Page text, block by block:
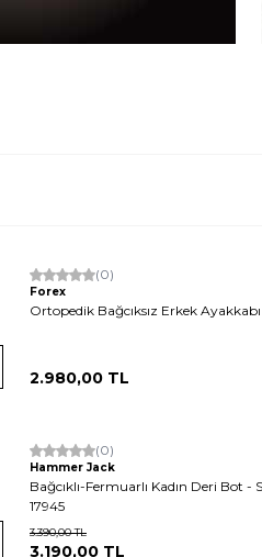
Yeni (0)
Forex
Ortopedik Bağcıksız Erkek
2.980,00 TL
Yeni (0)
Hammer Jack
Bağcıklı-Fermuarlı Kadın Deri Bot -
17945
3.390,00TL
3.190,00 TL